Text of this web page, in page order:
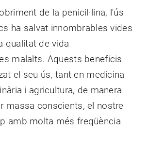
de la penicil·lina, l'ús
ha salvat innombrables vides
qualitat de vida
malalts. Aquests beneficis
el seu ús, tant en medicina
i agricultura, de manera
massa conscients, el nostre
amb molta més freqüència